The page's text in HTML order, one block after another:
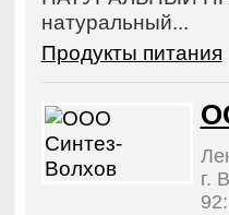
натуральный...
Продукты питания
г.